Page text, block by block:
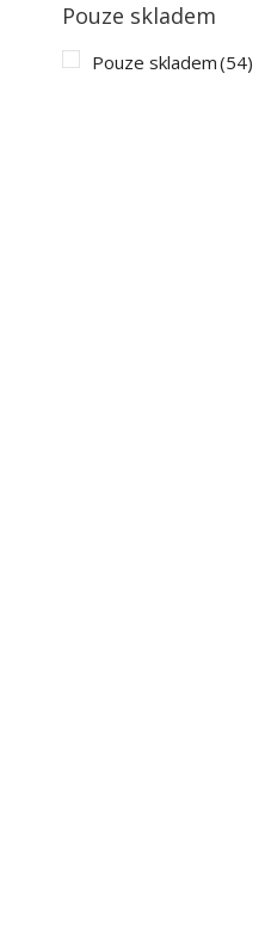
XIAOMI (1)
Pouze skladem
Pouze skladem(54)